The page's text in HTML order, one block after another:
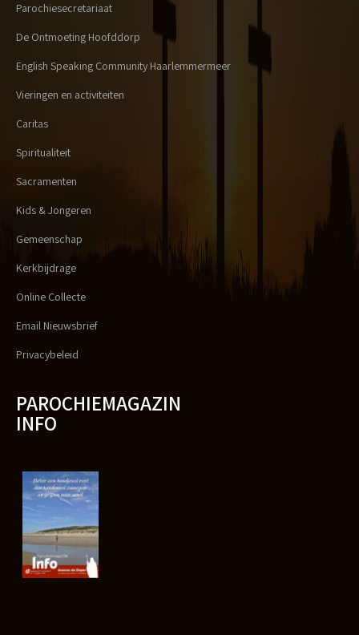
Parochiesecretariaat
De Ontmoeting Hoofddorp
English Speaking Community Haarlemmermeer
Vieringen en activiteiten
Caritas
Spiritualiteit
Sacramenten
Kids & Jongeren
Gemeenschap
Kerkbijdrage
Online Collecte
Email Nieuwsbrief
Privacybeleid
PAROCHIEMAGAZIN
INFO